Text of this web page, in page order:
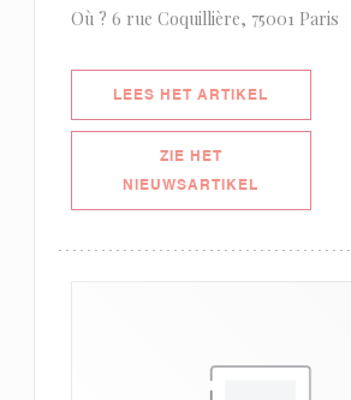
Où ? 6 rue Coquillière, 75001 Paris
LEES HET ARTIKEL
ZIE HET
NIEUWSARTIKEL